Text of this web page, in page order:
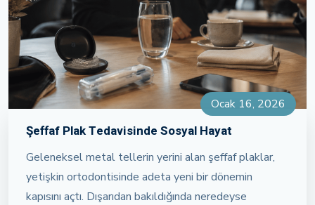
Ocak 16, 2026
Şeffaf Plak Tedavisinde Sosyal Hayat
Geleneksel metal tellerin yerini alan şeffaf plaklar,
yetişkin ortodontisinde adeta yeni bir dönemin
kapısını açtı. Dışarıdan bakıldığında neredeyse